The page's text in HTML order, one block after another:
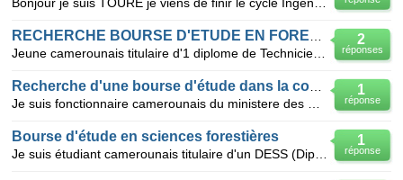
2
réponses
1
réponse
1
réponse
Bourse d'étude en sciences forestières